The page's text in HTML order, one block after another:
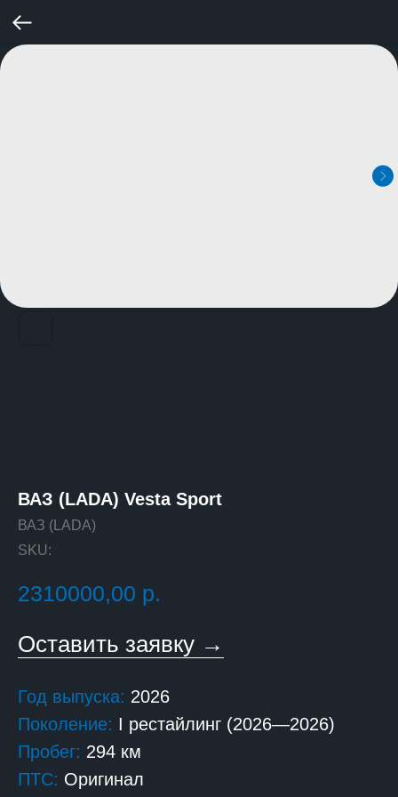
ВАЗ (LADA) Vesta Sport
ВАЗ (LADA)
SKU:
2310000,00 р.
Оставить заявку →
Год выпуска: 2026
Поколение: I рестайлинг (2026—2026)
Пробег: 294 км
ПТС: Оригинал